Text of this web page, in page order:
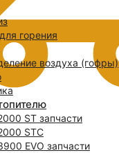
горения
воздуха (гофры)
ST запчасти
STC
EVO запчасти